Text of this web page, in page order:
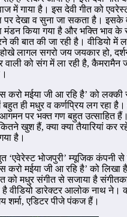
में गाया है। इस देवी गीत को
देखा व सुना जा सकता है। इसके
मंडन किया गया है और भक्ति भाव
बात की जा रही है। वीडियो में
लागल सगरो जय जयकार हो,
वाली को संग में ला रही है,
करो मईया जी आ रहि है’ को लक्की
ही मधुर व कर्णप्रिय लग रहा है।
पर भक्त गण बहुत उत्साहित
खुश हैं, क्या क्या तैयारियां कर
है।
‘एवेरेस्ट भोजपुरी’ म्यूजिक कंपनी
करो मईया जी आ रहि है’ को लिखा
को मधुर संगीत से सजाया है
वीडियो डारेक्टर आलोक नाथ ने।
शर्मा, एडिटर पीजे पंकज हैं।